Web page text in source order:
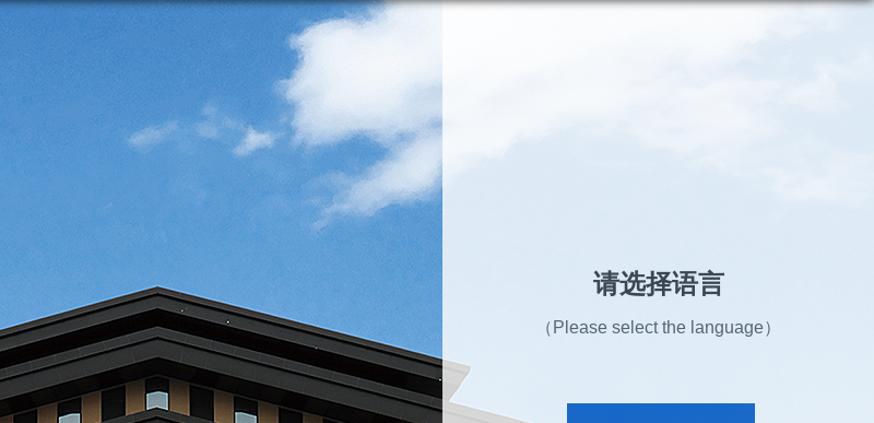
请选择语言
（Please select the language）